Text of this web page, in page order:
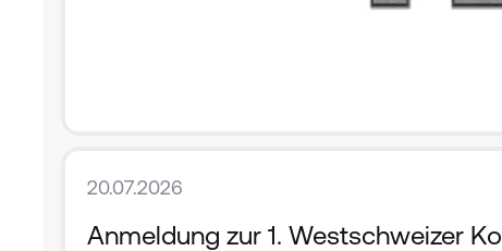
20.07.2026
Anmeldung zur 1. Westschweizer